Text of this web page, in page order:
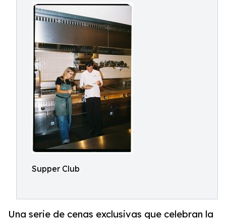
Supper Club
Una serie de cenas exclusivas que celebran la